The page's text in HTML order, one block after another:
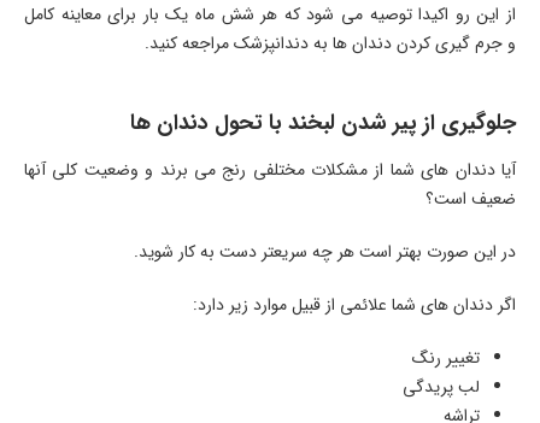
از این رو اکیدا توصیه می شود که هر شش ماه یک بار برای معاینه کامل
و جرم گیری کردن دندان ها به دندانپزشک مراجعه کنید.
جلوگیری از پیر شدن لبخند با تحول دندان ها
آیا دندان های شما از مشکلات مختلفی رنج می برند و وضعیت کلی آنها
ضعیف است؟
در این صورت بهتر است هر چه سریعتر دست به کار شوید.
اگر دندان های شما علائمی از قبیل موارد زیر دارد:
تغییر رنگ
لب پریدگی
تراشه